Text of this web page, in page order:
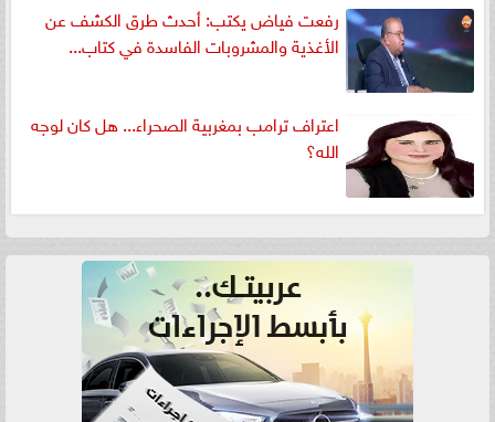
رفعت فياض يكتب: أحدث طرق الكشف عن
الأغذية والمشروبات الفاسدة في كتاب...
اعتراف ترامب بمغربية الصحراء... هل كان لوجه
الله؟